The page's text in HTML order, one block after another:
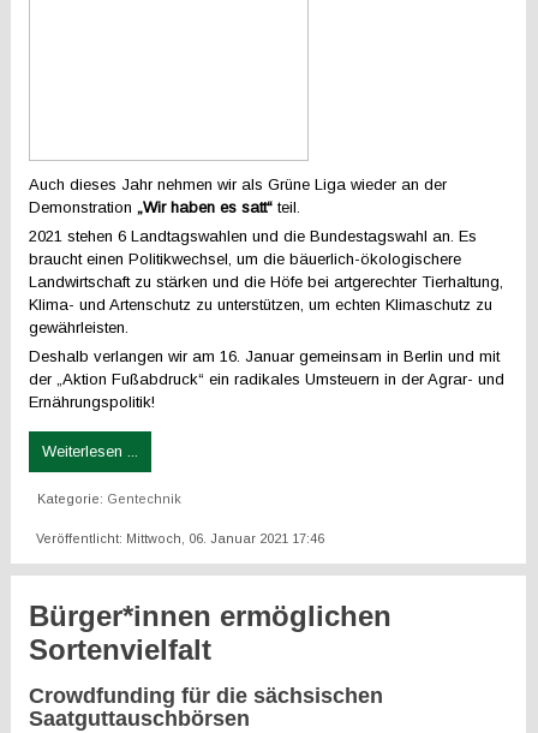
Auch dieses Jahr nehmen wir als Grüne Liga wieder an der
Demonstration„Wir haben es satt“ teil.
2021 stehen 6 Landtagswahlen und die Bundestagswahl an. Es
braucht einen Politikwechsel, um die bäuerlich-ökologischere
Landwirtschaft zu stärken und die Höfe bei artgerechter Tierhaltung,
Klima- und Artenschutz zu unterstützen, um echten Klimaschutz zu
gewährleisten.
Deshalb verlangen wir am 16. Januar gemeinsam in Berlin und mit
der „Aktion Fußabdruck“ ein radikales Umsteuern in der Agrar- und
Ernährungspolitik!
Weiterlesen ...
Kategorie: Gentechnik
Veröffentlicht: Mittwoch, 06. Januar 2021 17:46
Bürger*innen ermöglichen
Sortenvielfalt
Crowdfunding für die sächsischen
Saatguttauschbörsen